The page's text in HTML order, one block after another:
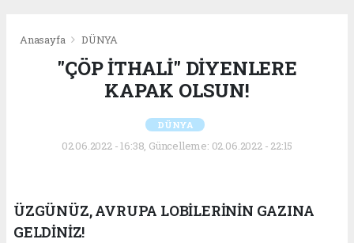
Anasayfa DÜNYA
"ÇÖP İTHALİ" DİYENLERE
KAPAK OLSUN!
DÜNYA
02.06.2022 - 16:38, Güncelleme: 02.06.2022 - 22:15
ÜZGÜNÜZ, AVRUPA LOBİLERİNİN GAZINA
GELDİNİZ!